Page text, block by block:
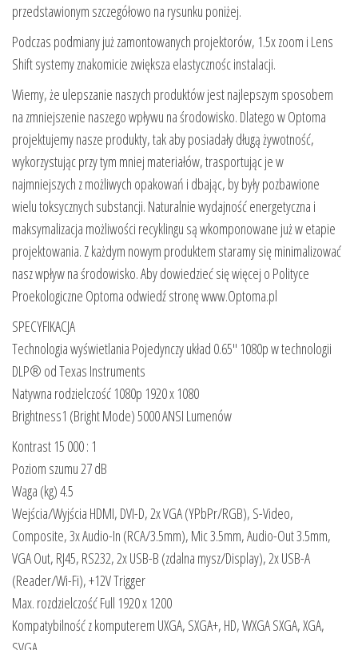
przedstawionym szczegółowo na rysunku poniżej.
Podczas podmiany już zamontowanych projektorów, 1.5x zoom i Lens
Shift systemy znakomicie zwiększa elastycznośc instalacji.
Wiemy, że ulepszanie naszych produktów jest najlepszym sposobem
na zmniejszenie naszego wpływu na środowisko. Dlatego w Optoma
projektujemy nasze produkty, tak aby posiadały długą żywotność,
wykorzystując przy tym mniej materiałów, trasportując je w
najmniejszych z możliwych opakowań i dbając, by były pozbawione
wielu toksycznych substancji. Naturalnie wydajność energetyczna i
maksymalizacja możliwości recyklingu są wkomponowane już w etapie
projektowania. Z każdym nowym produktem staramy się minimalizować
nasz wpływ na środowisko. Aby dowiedzieć się więcej o Polityce
Proekologiczne Optoma odwiedź stronę www.Optoma.pl
SPECYFIKACJA
Technologia wyświetlania Pojedynczy układ 0.65″ 1080p w technologii
DLP® od Texas Instruments
Natywna rodzielczość 1080p 1920 x 1080
Brightness1 (Bright Mode) 5000 ANSI Lumenów
Kontrast 15 000 : 1
Poziom szumu 27 dB
Waga (kg) 4.5
Wejścia/Wyjścia HDMI, DVI-D, 2x VGA (YPbPr/RGB), S-Video,
Composite, 3x Audio-In (RCA/3.5mm), Mic 3.5mm, Audio-Out 3.5mm,
VGA Out, RJ45, RS232, 2x USB-B (zdalna mysz/Display), 2x USB-A
(Reader/Wi-Fi), +12V Trigger
Max. rozdzielczość Full 1920 x 1200
Kompatybilność z komputerem UXGA, SXGA+, HD, WXGA SXGA, XGA,